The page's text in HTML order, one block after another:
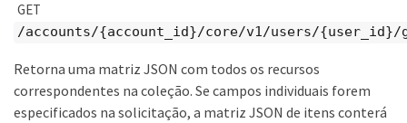
GET
/accounts/{account_id}/core/v1/users/{user_id}/
Retorna uma matriz JSON com todos os recursos
correspondentes na coleção. Se campos individuais forem
especificados na solicitação, a matriz JSON de itens conterá